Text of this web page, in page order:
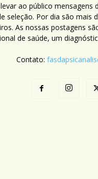
ao público
seleção. Por dia são mais
As nossas postagens
de saúde, um
Contato: